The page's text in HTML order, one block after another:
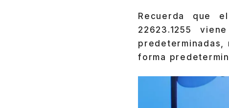
Recuerda que el
22623.1255
predeterminadas,
forma